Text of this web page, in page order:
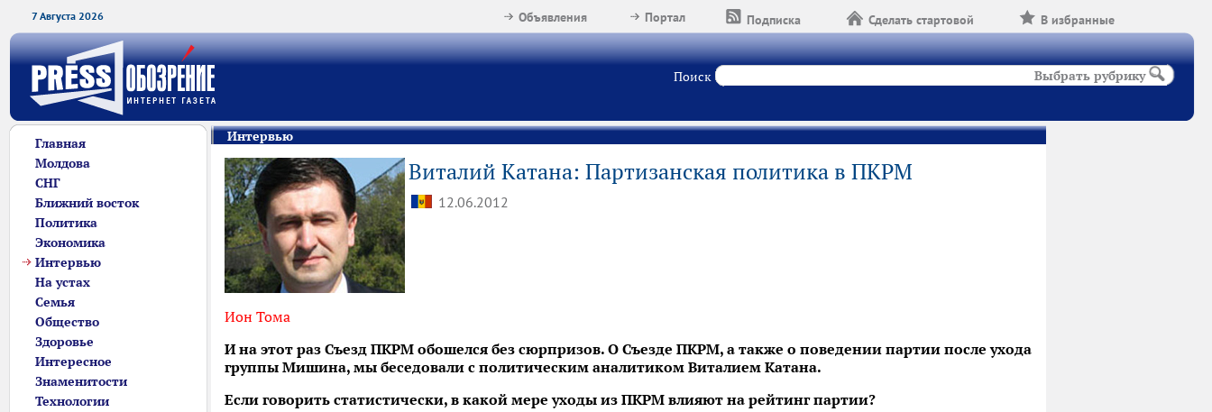
7 Августа 2026 В избранные
Сделать стартовой
Подписка
Портал
Объявления
Поиск Выбрать рубрику
Главная
Молдова
СНГ
Ближний восток
Политика
Экономика
Интервью
На устах
Семья
Общество
Здоровье
Интересное
Знаменитости
Технологии
Интервью
Виталий Катана: Партизанская политика в ПКРМ
12.06.2012
Ион Тома
И на этот раз Съезд ПКРМ обошелся без сюрпризов. О Съезде ПКРМ, а также о поведении партии после ухода
группы Мишина, мы беседовали с политическим аналитиком Виталием Катана.
Если говорить статистически, в какой мере уходы из ПКРМ влияют на рейтинг партии?